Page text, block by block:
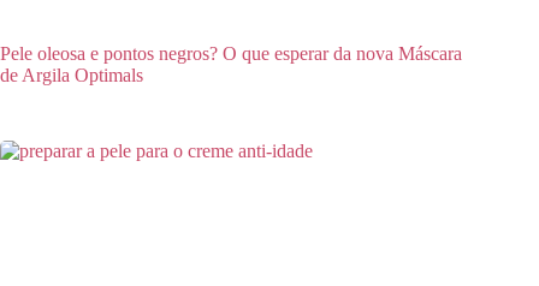
Pele oleosa e pontos negros? O que esperar da nova Máscara
de Argila Optimals